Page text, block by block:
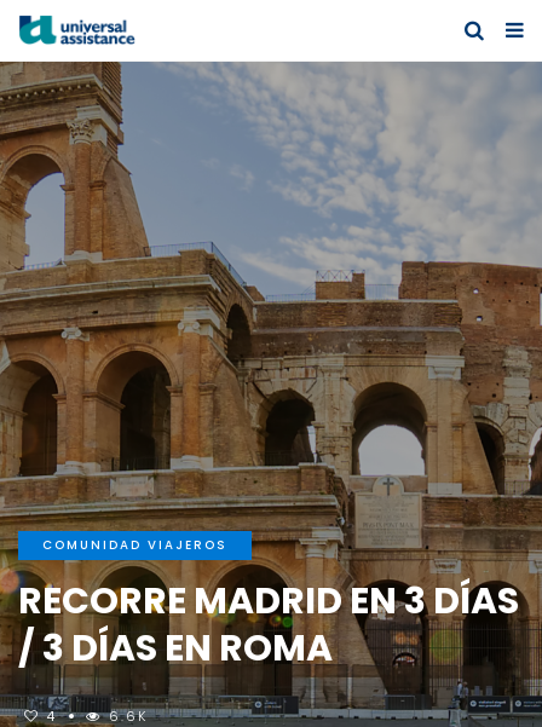
COMUNIDAD VIAJEROS
RECORRE MADRID EN 3 DÍAS
/ 3 DÍAS EN ROMA
4 6.6K